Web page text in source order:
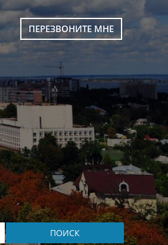
ПЕРЕЗВОНИТЕ МНЕ
ПОИСК